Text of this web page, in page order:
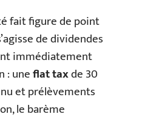
fait figure de point
de dividendes
immédiatement
: uneflat taxde 30
et prélèvements
le barème